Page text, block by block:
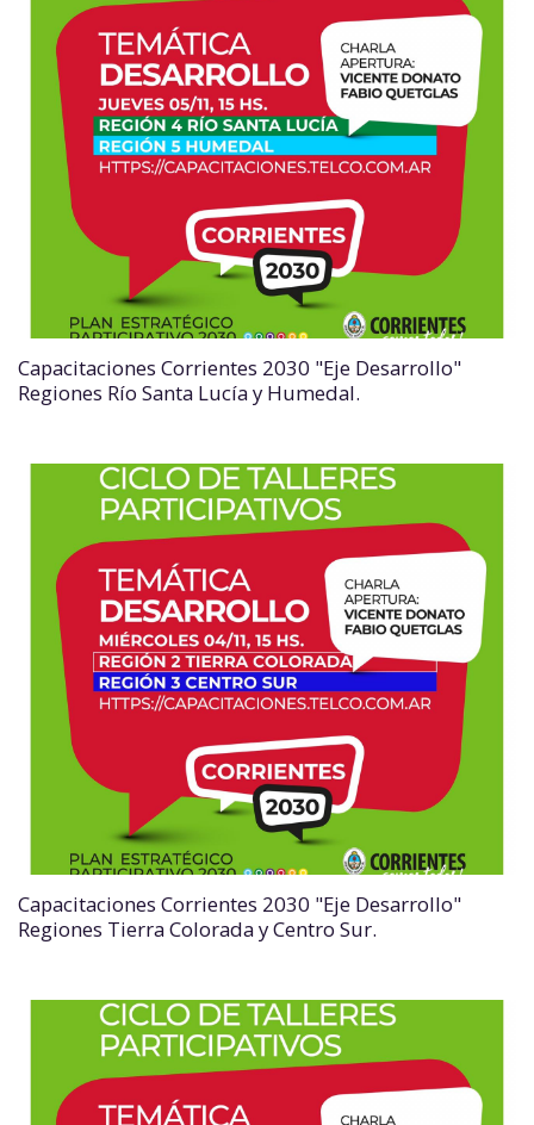
Capacitaciones Corrientes 2030 "Eje Desarrollo"
Regiones Río Santa Lucía y Humedal.
Capacitaciones Corrientes 2030 "Eje Desarrollo"
Regiones Tierra Colorada y Centro Sur.